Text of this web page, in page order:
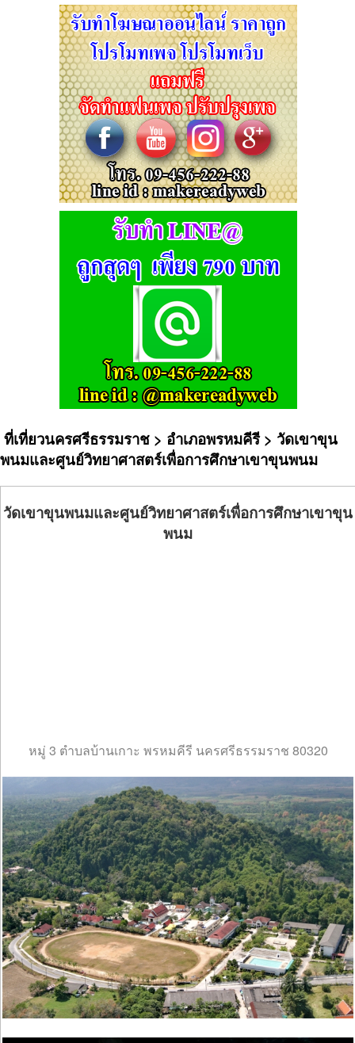
ที่เที่ยวนครศรีธรรมราช > อำเภอพรหมคีรี> วัดเขาขุน
พนมและศูนย์วิทยาศาสตร์เพื่อการศึกษาเขาขุนพนม
วัดเขาขุนพนมและศูนย์วิทยาศาสตร์เพื่อการศึกษาเขาขุน
พนม
หมู่ 3 ตำบลบ้านเกาะ พรหมคีรี นครศรีธรรมราช 80320